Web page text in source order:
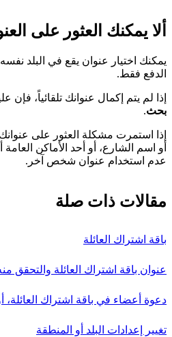
ألا يمكنك العثور على
يمكنك اختيار عنوان يقع في البلد
الدفع فقط.
إذا لم يتم إكمال عنوانك تلقائياً، فإن
بحث.
إذا استمرت مشكلة العثور على
أو اسم الشارع، أو أحد الأماكن
عدم استخدام عنوان شخص آخر.
مقالات ذات صلة
باقة اشتراك العائلة
عنوان باقة اشتراك العائلة والتحقق
دعوة أعضاء في باقة اشتراك العائلة،
تغيير إعدادات البلد أو المنطقة